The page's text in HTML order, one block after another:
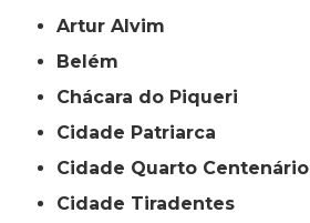
Artur Alvim
Belém
Chácara do Piqueri
Cidade Patriarca
Cidade Quarto Centenário
Cidade Tiradentes